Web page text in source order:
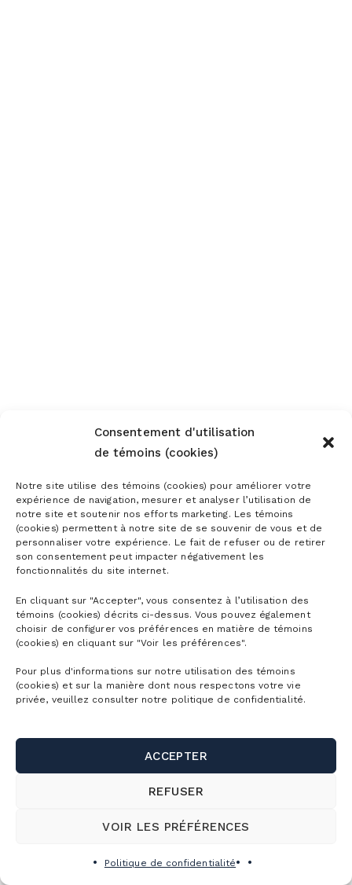
Consentement d'utilisation
de témoins (cookies)
Notre site utilise des témoins (cookies) pour améliorer votre
expérience de navigation, mesurer et analyser l’utilisation de
notre site et soutenir nos efforts marketing. Les témoins
(cookies) permettent à notre site de se souvenir de vous et de
personnaliser votre expérience. Le fait de refuser ou de retirer
son consentement peut impacter négativement les
fonctionnalités du site internet.
En cliquant sur "Accepter", vous consentez à l’utilisation des
témoins (cookies) décrits ci-dessus. Vous pouvez également
choisir de configurer vos préférences en matière de témoins
(cookies) en cliquant sur "Voir les préférences".
Pour plus d'informations sur notre utilisation des témoins
(cookies) et sur la manière dont nous respectons votre vie
privée, veuillez consulter notre politique de confidentialité.
ACCEPTER
REFUSER
VOIR LES PRÉFÉRENCES
Politique de confidentialité
VOIR LE SITE DE MOUNTAIN COLLECTIVE